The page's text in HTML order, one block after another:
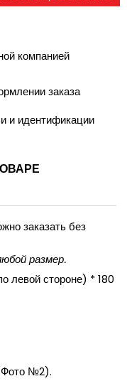
компанией
заказа
и идентификации
заказать без
размер.
левой стороне) * 180
№2).